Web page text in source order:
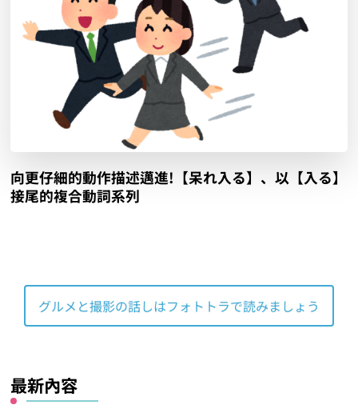
向更仔細的動作描述邁進!【呆れ入る】、以【入る】
接尾的複合動詞系列
グルメと撮影の話しはフォトトラで読みましょう
最新內容